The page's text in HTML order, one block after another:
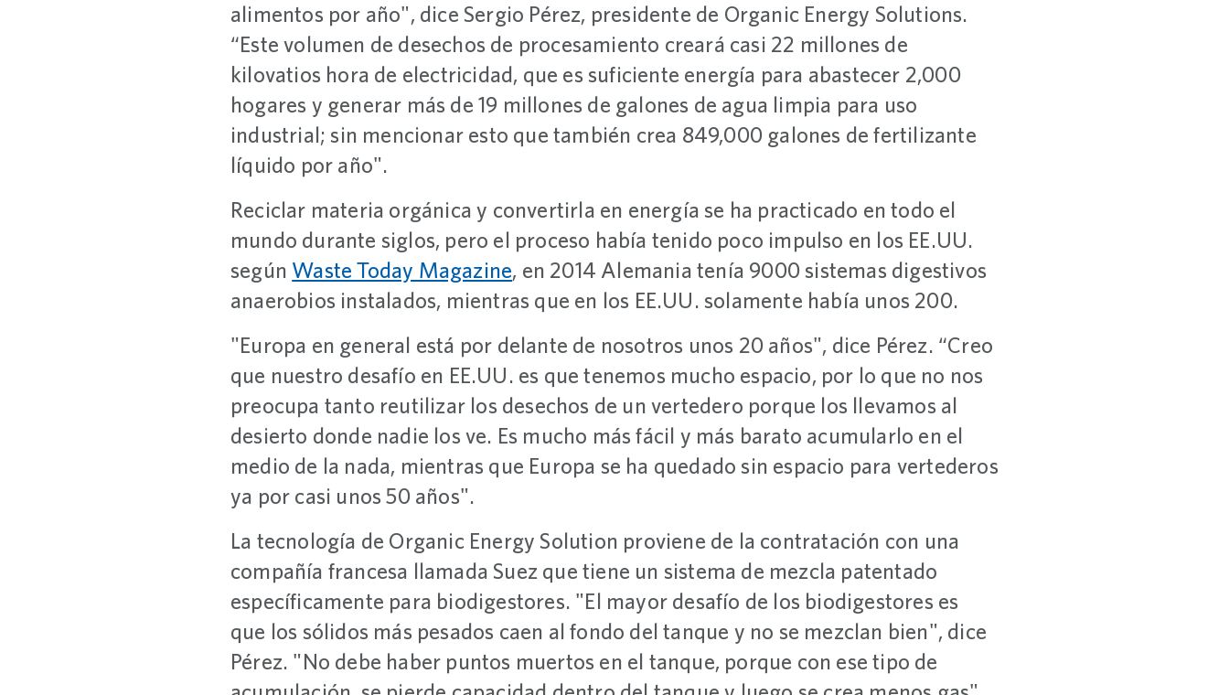
alimentos por año", dice Sergio Pérez, presidente de Organic Energy Solutions.
“Este volumen de desechos de procesamiento creará casi 22 millones de
kilovatios hora de electricidad, que es suficiente energía para abastecer 2,000
hogares y generar más de 19 millones de galones de agua limpia para uso
industrial; sin mencionar esto que también crea 849,000 galones de fertilizante
líquido por año".
Reciclar materia orgánica y convertirla en energía se ha practicado en todo el
mundo durante siglos, pero el proceso había tenido poco impulso en los EE.UU.
según Waste Today Magazine, en 2014 Alemania tenía 9000 sistemas digestivos
anaerobios instalados, mientras que en los EE.UU. solamente había unos 200.
"Europa en general está por delante de nosotros unos 20 años", dice Pérez. “Creo
que nuestro desafío en EE.UU. es que tenemos mucho espacio, por lo que no nos
preocupa tanto reutilizar los desechos de un vertedero porque los llevamos al
desierto donde nadie los ve. Es mucho más fácil y más barato acumularlo en el
medio de la nada, mientras que Europa se ha quedado sin espacio para vertederos
ya por casi unos 50 años".
La tecnología de Organic Energy Solution proviene de la contratación con una
compañía francesa llamada Suez que tiene un sistema de mezcla patentado
específicamente para biodigestores. "El mayor desafío de los biodigestores es
que los sólidos más pesados caen al fondo del tanque y no se mezclan bien", dice
Pérez. "No debe haber puntos muertos en el tanque, porque con ese tipo de